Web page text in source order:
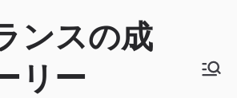
ンスの成
リー